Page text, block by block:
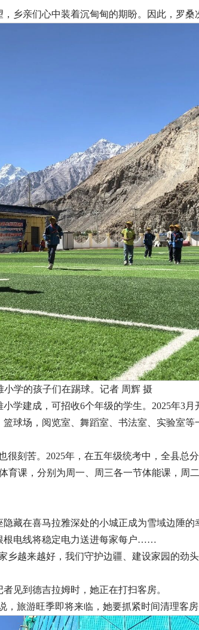
乡亲们心中装着沉甸甸的期盼。因此，罗桑
小学的孩子们在踢球。记者 周辉 摄
学建成，可招收6个年级的学生。2025年3
球场，阅览室、舞蹈室、书法室、实验室
刻苦。2025年，在五年级统考中，全县总
课，分别为周一、周三各一节体能课，周
藏在喜马拉雅深处的小城正成为雪域边陲
根电线将稳定电力送进每家每户……
越来越好，我们守护边疆、建设家园的劲
见到德吉拉姆时，她正在打扫客房。
旅游旺季即将来临，她要抓紧时间清理客房